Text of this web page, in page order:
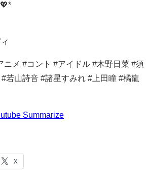
ニメ #コント #アイドル #木野日菜 #須
若山詩音 #諸星すみれ #上田瞳 #橘龍
Summarize
X